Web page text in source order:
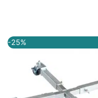
-25%
oprindelige
var:
399,95 kr..
aktuelle